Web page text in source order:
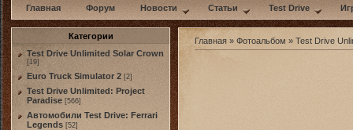
Главная Форум Новости Статьи Test Drive
Категории
Test Drive Unlimited Solar Crown
[19]
Euro Truck Simulator 2 [2]
Test Drive Unlimited: Project
Paradise [566]
Автомобили Test Drive: Ferrari
Legends [52]
Главная » Фотоальбом » Test Drive